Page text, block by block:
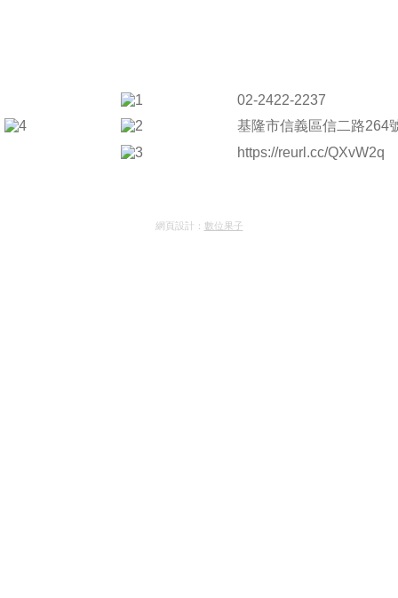
02-2422-2237
基隆市信義區信二路264
https://reurl.cc/QXvW2q
網頁設計： 數位果子